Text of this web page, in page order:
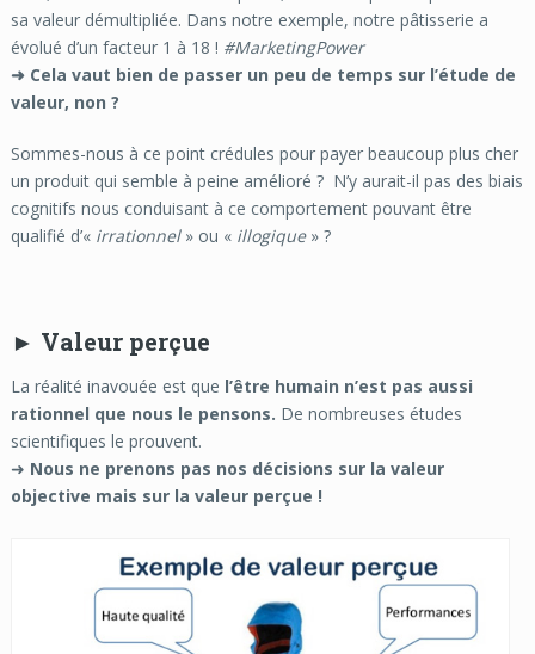
sa valeur démultipliée. Dans notre exemple, notre pâtisserie a
évolué d’un facteur 1 à 18 ! #MarketingPower
➜ Cela vaut bien de passer un peu de temps sur l’étude de
valeur, non ?
Sommes-nous à ce point crédules pour payer beaucoup plus cher
un produit qui semble à peine amélioré ? N’y aurait-il pas des biais
cognitifs nous conduisant à ce comportement pouvant être
qualifié d’«irrationnel » ou « illogique» ?
► Valeur perçue
La réalité inavouée est que l’être humain n’est pas aussi
rationnel que nous le pensons. De nombreuses études
scientifiques le prouvent.
➜ Nous ne prenons pas nos décisions sur la valeur
objective mais sur la valeur perçue !